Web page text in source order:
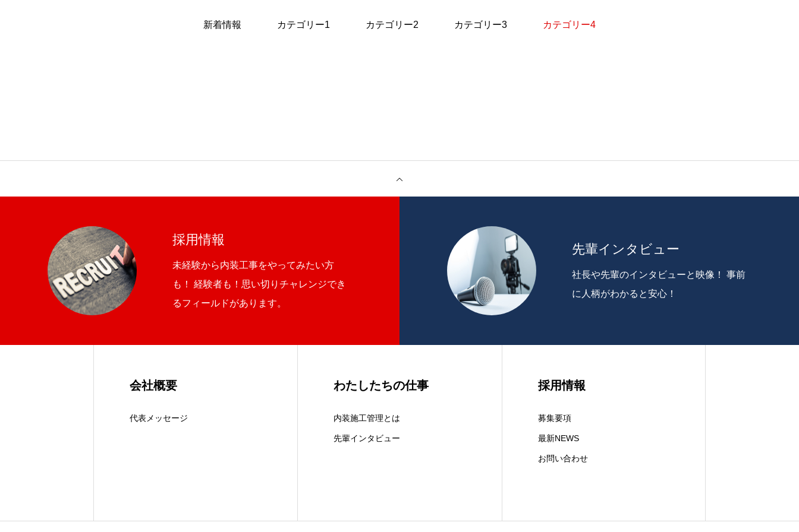
募集要項
新着情報 カテゴリー1 カテゴリー2 カテゴリー3 カテゴリー4
採用情報
未経験から内装工事をやってみたい方
も！ 経験者も！思い切りチャレンジでき
るフィールドがあります。
先輩インタビュー
社長や先輩のインタビューと映像！ 事前
に人柄がわかると安心！
会社概要
代表メッセージ
わたしたちの仕事
内装施工管理とは
先輩インタビュー
採用情報
募集要項
最新NEWS
お問い合わせ